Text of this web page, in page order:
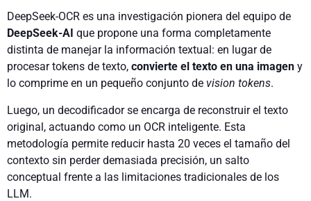
DeepSeek-OCR es una investigación pionera del equipo de
DeepSeek-AI que propone una forma completamente
distinta de manejar la información textual: en lugar de
procesar tokens de texto, convierte el texto en una imagen y
lo comprime en un pequeño conjunto de vision tokens.
Luego, un decodificador se encarga de reconstruir el texto
original, actuando como un OCR inteligente. Esta
metodología permite reducir hasta 20 veces el tamaño del
contexto sin perder demasiada precisión, un salto
conceptual frente a las limitaciones tradicionales de los
LLM.